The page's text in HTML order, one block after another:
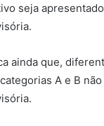
seja
ainda que,
A e B